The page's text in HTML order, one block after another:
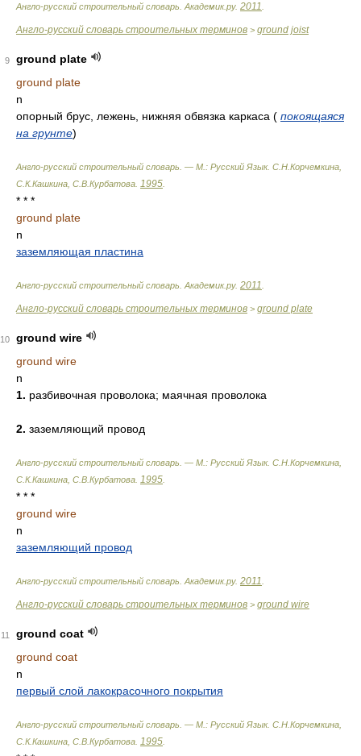
Англо-русский строительный словарь Академик.ру. 2011
Англо-русский словарь строительных терминов > ground joist
9
ground plate
ground plate
n
опорный брус, лежень, нижняя обвязка каркаса ( покоящаяся
на грунте)
Англо-русский строительный словарь. — М.: Русский Язык. С.Н.Корчемкина,
С.К.Кашкина, С.В.Курбатова 1995
* * *
ground plate
n
заземляющая пластина
Англо-русский строительный словарь Академик.ру. 2011
Англо-русский словарь строительных терминов > ground plate
10
ground wire
ground wire
n
1. разбивочная проволока; маячная проволока
2. заземляющий провод
Англо-русский строительный словарь. — М.: Русский Язык. С.Н.Корчемкина,
С.К.Кашкина, С.В.Курбатова 1995
* * *
ground wire
n
заземляющий провод
Англо-русский строительный словарь Академик.ру. 2011
Англо-русский словарь строительных терминов > ground wire
11
ground coat
ground coat
n
первый слой лакокрасочного покрытия
Англо-русский строительный словарь. — М.: Русский Язык. С.Н.Корчемкина,
С.К.Кашкина, С.В.Курбатова 1995